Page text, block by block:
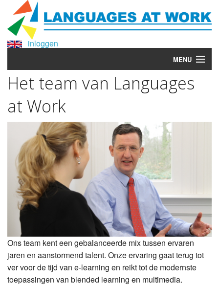
inloggen
MENU
Home
Taaltrainingen
Taalaudit
Meer weten?
Waarom Languages at Work?
Over Languages at Work
Contact
Het team van Languages
at Work
Ons team kent een gebalanceerde mix tussen ervaren
jaren en aanstormend talent. Onze ervaring gaat terug tot
ver voor de tijd van e-learning en reikt tot de modernste
toepassingen van blended learning en multimedia.